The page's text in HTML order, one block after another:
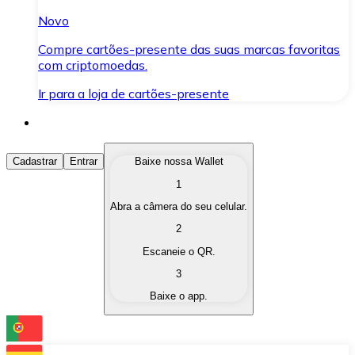
Novo
Compre cartões-presente das suas marcas favoritas
com criptomoedas.
Ir para a loja de cartões-presente
Comprar Criptomoedas
Compre as criptomoedas de seu interesse de forma
Converta suas criptomoedas em moeda fiduciária
Troque uma criptomoeda por outra
Cadastrar Entrar
Baixe nossa Wallet
1
Abra a câmera do seu celular.
2
Escaneie o QR.
3
Baixe o app.